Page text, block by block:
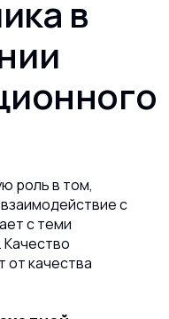
в
роль в том,
с
с теми
от качества